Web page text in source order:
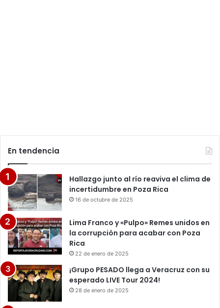
En tendencia
Hallazgo junto al río reaviva el clima de
incertidumbre en Poza Rica
16 de octubre de 2025
Lima Franco y «Pulpo» Remes unidos en
la corrupción para acabar con Poza
Rica
22 de enero de 2025
¡Grupo PESADO llega a Veracruz con su
esperado LIVE Tour 2024!
28 de enero de 2025